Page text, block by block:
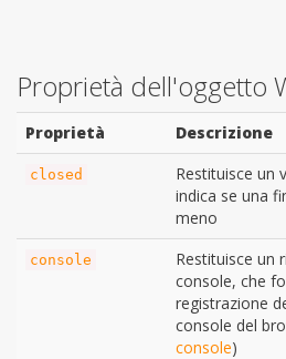
Proprietà dell'oggetto
Proprietà Descrizione
closed
Restituisce un
indica se una
meno
console
Restituisce un
console, che
registrazione
console del
console)